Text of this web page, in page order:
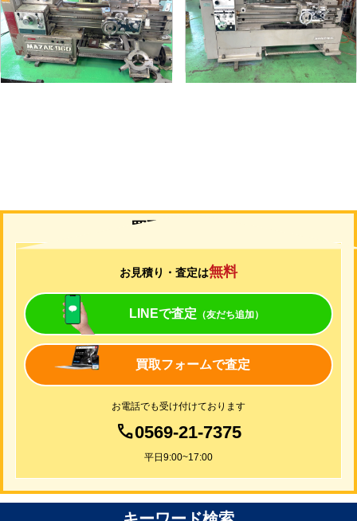
メーカー マザック
形 式MK-860S
年 式1989
メーカー 山崎
形 式MAZAK-ACE-1000
年 式1976
買取について
お見積り・査定は無料
LINEで査定 （友だち追加）
買取フォームで査定
お電話でも受け付けております
0569-21-7375
平日9:00~17:00